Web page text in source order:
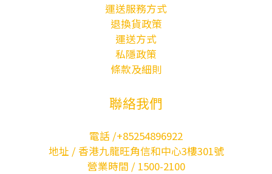
運送服務方式
退換貨政策
運送方式
私隱政策
條款及細則
聯絡我們
電話 /+85254896922
地址 / 香港九龍旺角信和中心3樓301號
營業時間 / 1500-2100